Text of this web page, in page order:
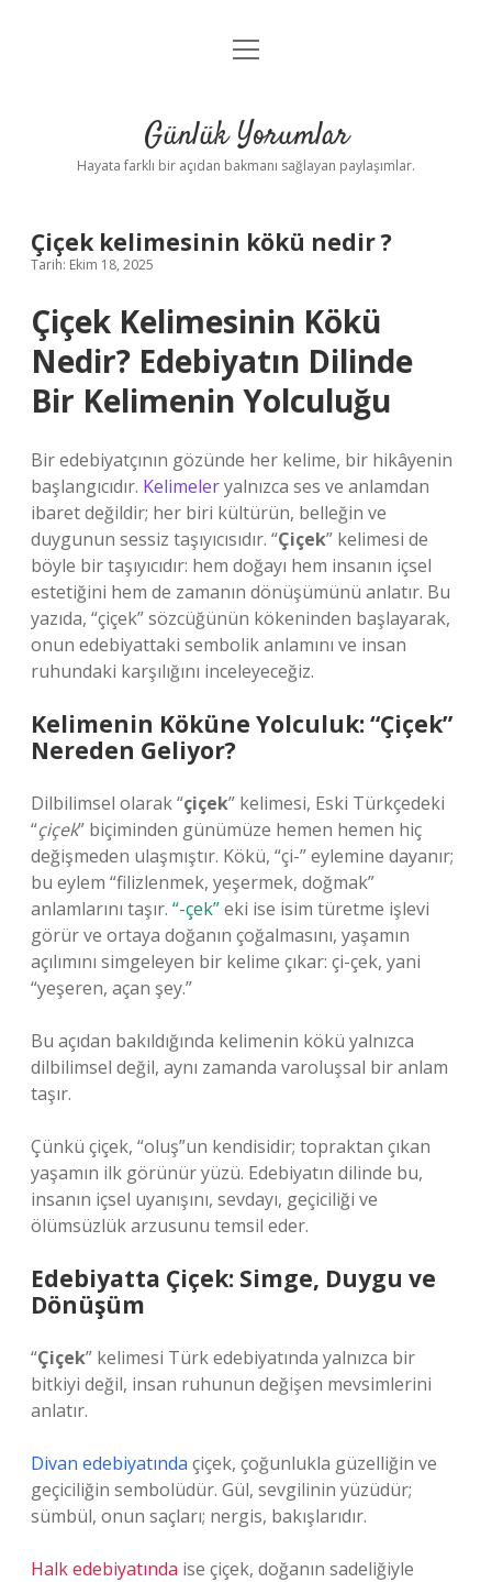
Anasayfa
Yasal Uyarı
menüyü
Günlük Yorumlar
Hayata farklı bir açıdan bakmanı sağlayan paylaşımlar.
Çiçek kelimesinin kökü nedir ?
Tarih: Ekim 18, 2025
Çiçek Kelimesinin Kökü
Nedir? Edebiyatın Dilinde
Bir Kelimenin Yolculuğu
Bir edebiyatçının gözünde her kelime, bir hikâyenin
başlangıcıdır. Kelimeleryalnızca ses ve anlamdan
ibaret değildir; her biri kültürün, belleğin ve
duygunun sessiz taşıyıcısıdır. “Çiçek” kelimesi de
böyle bir taşıyıcıdır: hem doğayı hem insanın içsel
estetiğini hem de zamanın dönüşümünü anlatır. Bu
yazıda, “çiçek” sözcüğünün kökeninden başlayarak,
onun edebiyattaki sembolik anlamını ve insan
ruhundaki karşılığını inceleyeceğiz.
Kelimenin Köküne Yolculuk: “Çiçek”
Nereden Geliyor?
Dilbilimsel olarak “çiçek” kelimesi, Eski Türkçedeki
“çiçek” biçiminden günümüze hemen hemen hiç
değişmeden ulaşmıştır. Kökü, “çi-” eylemine dayanır;
bu eylem “filizlenmek, yeşermek, doğmak”
anlamlarını taşır. “-çek”eki ise isim türetme işlevi
görür ve ortaya doğanın çoğalmasını, yaşamın
açılımını simgeleyen bir kelime çıkar: çi-çek, yani
“yeşeren, açan şey.”
Bu açıdan bakıldığında kelimenin kökü yalnızca
dilbilimsel değil, aynı zamanda varoluşsal bir anlam
taşır.
Çünkü çiçek, “oluş”un kendisidir; topraktan çıkan
yaşamın ilk görünür yüzü. Edebiyatın dilinde bu,
insanın içsel uyanışını, sevdayı, geçiciliği ve
ölümsüzlük arzusunu temsil eder.
Edebiyatta Çiçek: Simge, Duygu ve
Dönüşüm
“Çiçek” kelimesi Türk edebiyatında yalnızca bir
bitkiyi değil, insan ruhunun değişen mevsimlerini
anlatır.
Divan edebiyatında çiçek, çoğunlukla güzelliğin ve
geçiciliğin sembolüdür. Gül, sevgilinin yüzüdür;
sümbül, onun saçları; nergis, bakışlarıdır.
Halk edebiyatında ise çiçek, doğanın sadeliğiyle